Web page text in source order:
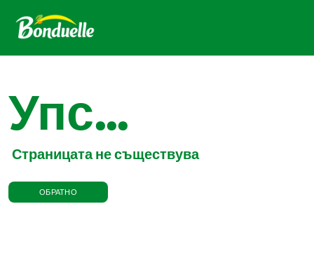
Упс...
Страницата не съществува
ОБРАТНО